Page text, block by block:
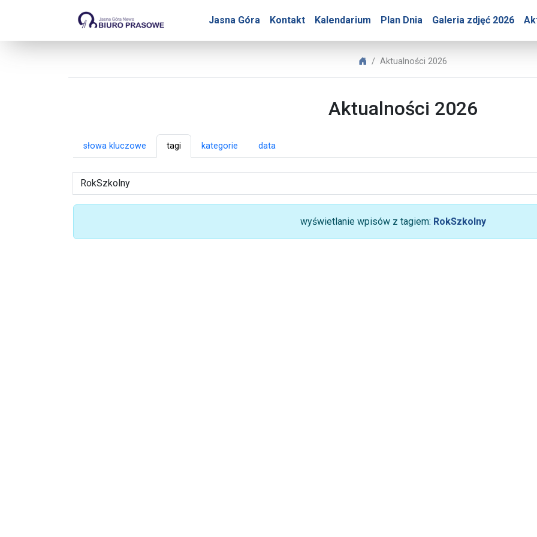
Jasna Góra Kontakt Kalendarium Plan Dnia Galeria zdjęć 2026
Biuro Prasowe Jasnej Góry – Aktualności 2026
Biuro Prasowe Jasnej Góry
Aktualności 2026
Aktualności 2026
słowa kluczowe tagi kategorie data
wyświetlanie wpisów z tagiem: RokSzkolny